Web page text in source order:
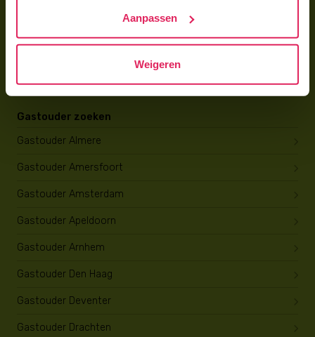
Aanpassen
Weigeren
Wat verdient een gastouder?
Gastouder zoeken
Gastouder Almere
Gastouder Amersfoort
Gastouder Amsterdam
Gastouder Apeldoorn
Gastouder Arnhem
Gastouder Den Haag
Gastouder Deventer
Gastouder Drachten